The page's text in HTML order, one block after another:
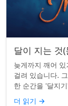
달이 지는 것
늦게까지 깨어
걸려 있습니다.
한 순간을 '달지
람들은 놓치곤 합
더 읽기 →